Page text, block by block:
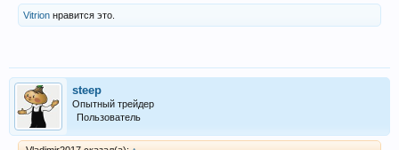
Vitrion нравится это.
steep
Опытный трейдер
Пользователь